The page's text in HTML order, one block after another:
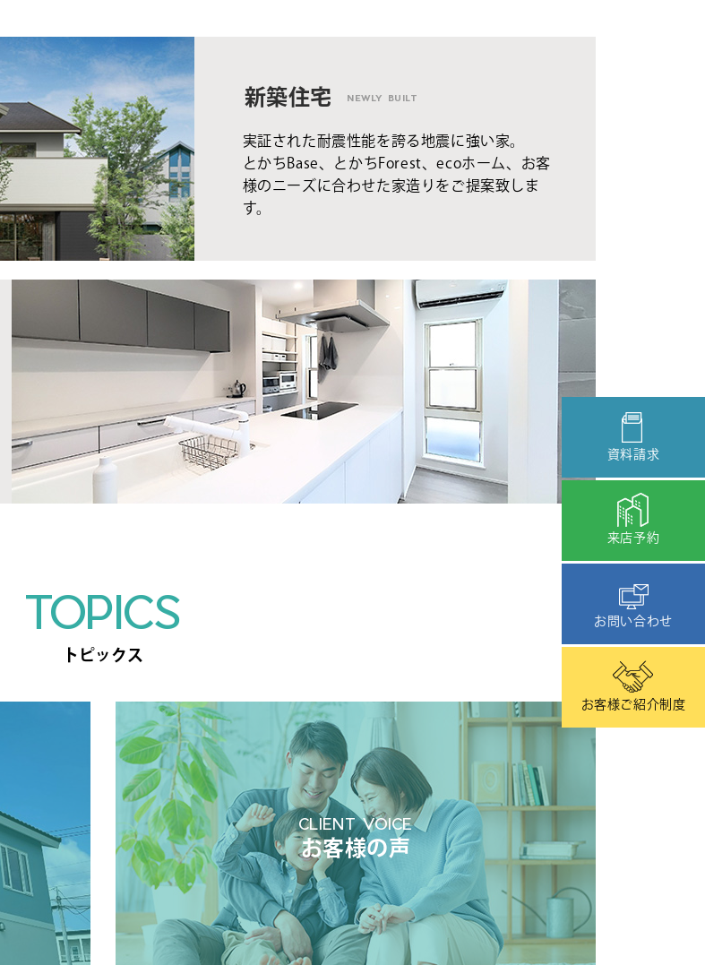
資料請求
来店予約
お問い合わせ
お客様ご紹介制度
新築住宅 NEWLY BUILT
実証された耐震性能を誇る地震に強い家。
とかちBase、とかちForest、ecoホーム、お客
様のニーズに合わせた家造りをご提案致しま
す。
TOPICS
トピックス
CLIENT VOICE
お客様の声